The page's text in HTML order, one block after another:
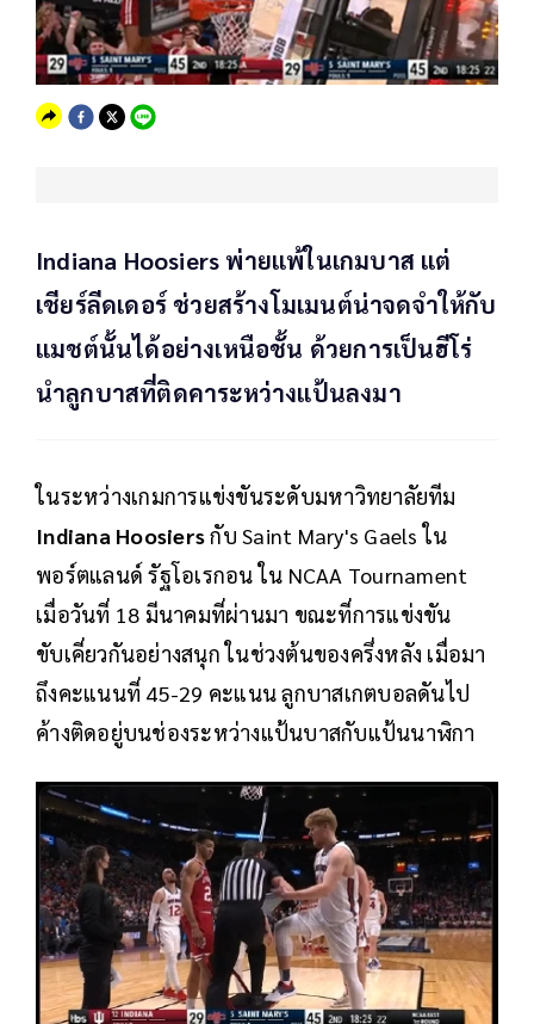
Indiana Hoosiers พ่ายแพ้ในเกมบาส แต่
เชียร์ลีดเดอร์ ช่วยสร้างโมเมนต์น่าจดจำให้กับ
แมชต์นั้นได้อย่างเหนือชั้น ด้วยการเป็นฮีโร่
นำลูกบาสที่ติดคาระหว่างแป้นลงมา
ในระหว่างเกมการแข่งขันระดับมหาวิทยาลัยทีม
Indiana Hoosiersกับ Saint Mary's Gaels ใน
พอร์ตแลนด์ รัฐโอเรกอน ใน NCAA Tournament
เมื่อวันที่ 18 มีนาคมที่ผ่านมา ขณะที่การแข่งขัน
ขับเคี่ยวกันอย่างสนุก ในช่วงต้นของครึ่งหลัง เมื่อมา
ถึงคะแนนที่ 45-29 คะแนน ลูกบาสเกตบอลดันไป
ค้างติดอยู่บนช่องระหว่างแป้นบาสกับแป้นนาฬิกา